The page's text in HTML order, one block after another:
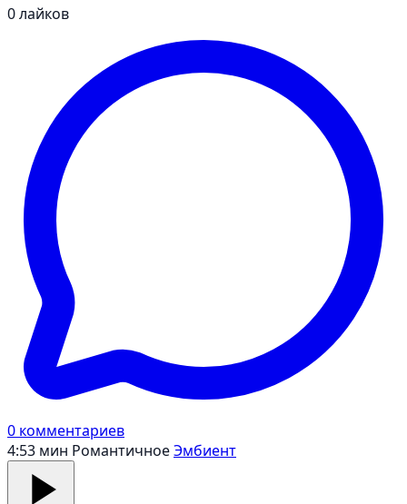
0лайков
0 комментариев
4:53 мин РомантичноеЭмбиент